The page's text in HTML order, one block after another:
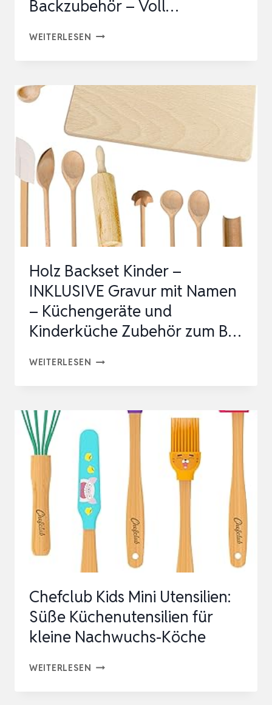
Backzubehör – Voll…
WEITERLESEN 53-
&
KÜCHENSET
INKL，
KOCHMÜTZE,
KOCHSCHÜRZE
UND
BACKZUBEHÖR
–
Holz Backset Kinder –
INKLUSIVE Gravur mit Namen
– Küchengeräte und
Kinderküche Zubehör zum B…
WEITERLESEN HOLZ
INKLUSIVE
GRAVUR
MIT
NAMEN
–
KÜCHENGERÄTE
KINDERKÜCHE
ZUM
B…
Chefclub Kids Mini Utensilien:
Süße Küchenutensilien für
kleine Nachwuchs-Köche
WEITERLESEN CHEFCLUB